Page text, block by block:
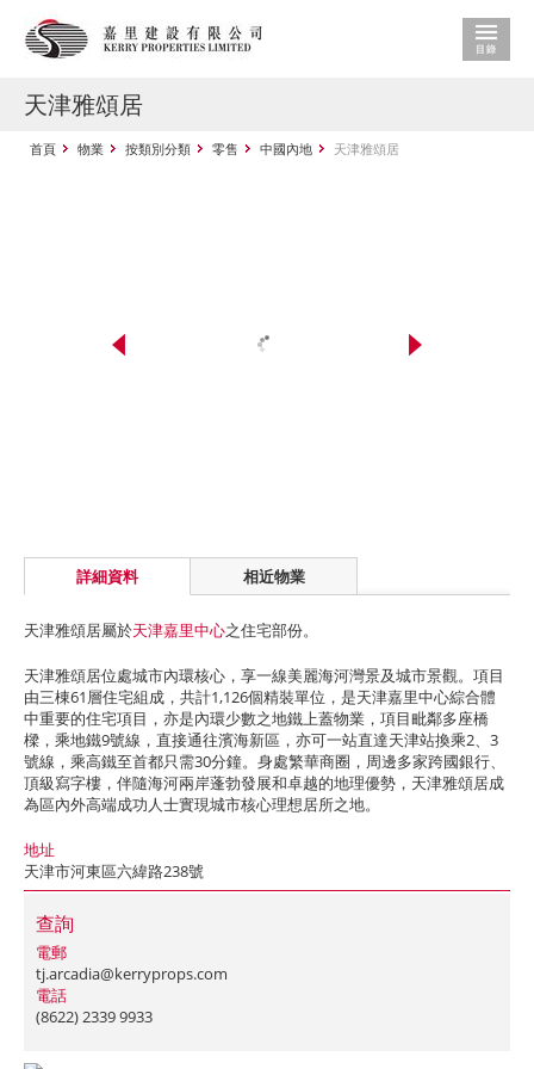
天津雅頌居
首頁 物業 按類別分類 零售 中國內地 天津雅頌居
詳細資料 相近物業
天津雅頌居屬於天津嘉里中心之住宅部份。
天津雅頌居位處城市內環核心，享一線美麗海河灣景及城市景觀。項目
由三棟61層住宅組成，共計1,126個精裝單位，是天津嘉里中心綜合體
中重要的住宅項目，亦是內環少數之地鐵上蓋物業，項目毗鄰多座橋
樑，乘地鐵9號線，直接通往濱海新區，亦可一站直達天津站換乘2、3
號線，乘高鐵至首都只需30分鐘。身處繁華商圈，周邊多家跨國銀行、
頂級寫字樓，伴隨海河兩岸蓬勃發展和卓越的地理優勢，天津雅頌居成
為區內外高端成功人士實現城市核心理想居所之地。
地址
天津市河東區六緯路238號
查詢
電郵
tj.arcadia@kerryprops.com
電話
(8622) 2339 9933